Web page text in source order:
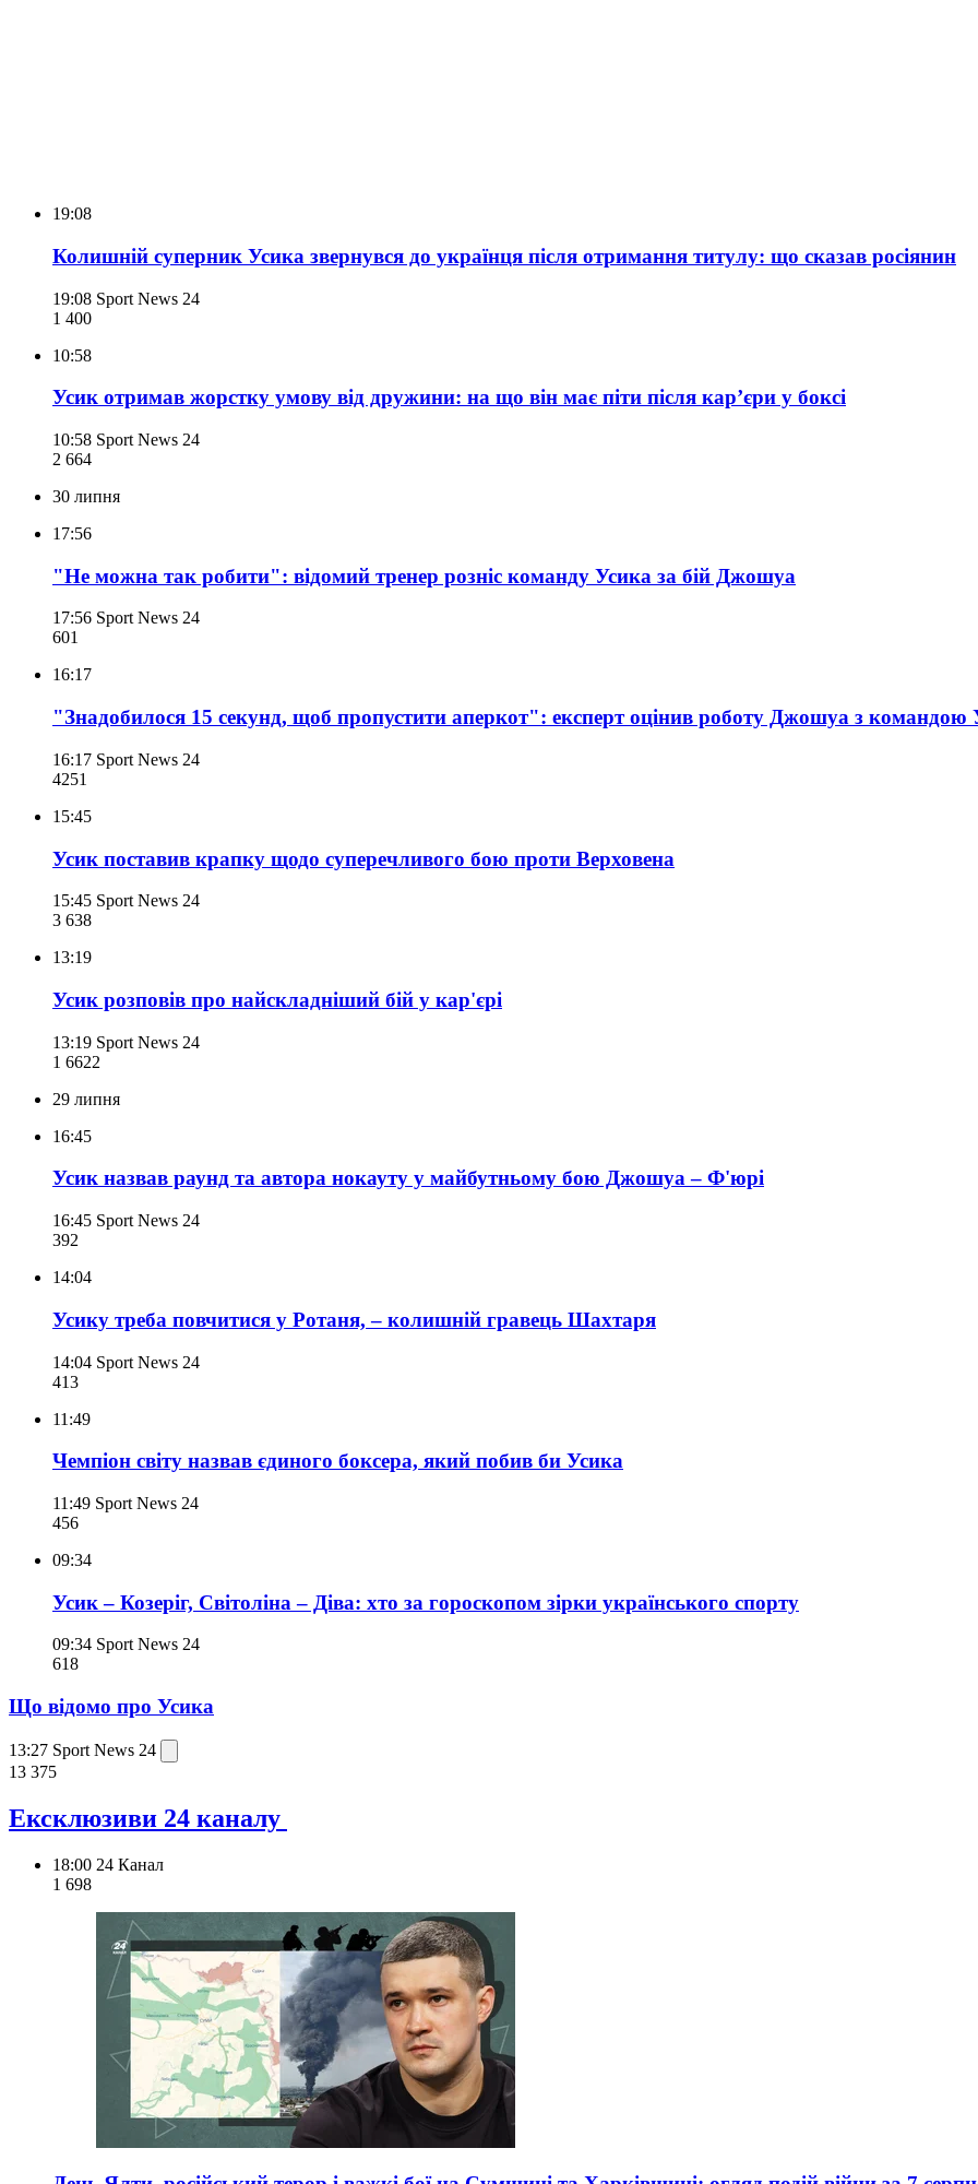
19:08
Колишній суперник Усика звернувся до українця після отримання титулу: що сказав росіянин
19:08 Sport News 24
1 400
10:58
Усик отримав жорстку умову від дружини: на що він має піти після кар’єри у боксі
10:58 Sport News 24
2 664
30 липня
17:56
"Не можна так робити": відомий тренер розніс команду Усика за бій Джошуа
17:56 Sport News 24
601
16:17
"Знадобилося 15 секунд, щоб пропустити аперкот": експерт оцінив роботу Джошуа з командою
16:17 Sport News 24
4251
15:45
Усик поставив крапку щодо суперечливого бою проти Верховена
15:45 Sport News 24
3 638
13:19
Усик розповів про найскладніший бій у кар'єрі
13:19 Sport News 24
1 6622
29 липня
16:45
Усик назвав раунд та автора нокауту у майбутньому бою Джошуа – Ф'юрі
16:45 Sport News 24
392
14:04
Усику треба повчитися у Ротаня, – колишній гравець Шахтаря
14:04 Sport News 24
413
11:49
Чемпіон світу назвав єдиного боксера, який побив би Усика
11:49 Sport News 24
456
09:34
Усик – Козеріг, Світоліна – Діва: хто за гороскопом зірки українського спорту
09:34 Sport News 24
618
Що відомо про Усика
13:27 Sport News 24
13 375
Ексклюзиви 24 каналу
18:00 24 Канал
1 698